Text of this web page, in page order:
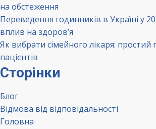
на обстеження
Переведення годинників в Україні у
вплив на здоров’я
Як вибрати сімейного лікаря: простий
пацієнтів
Сторінки
Блог
Відмова від відповідальності
Головна